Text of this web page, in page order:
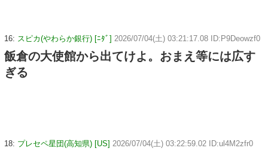
16: スピカ(やわらか銀行) [ﾆﾀﾞ] 2026/07/04(土) 03:21:17.08 ID:P9Deowzf0
飯倉の大使館から出てけよ。おまえ等には広す
ぎる
18: プレセペ星団(高知県) [US] 2026/07/04(土) 03:22:59.02 ID:ul4M2zfr0